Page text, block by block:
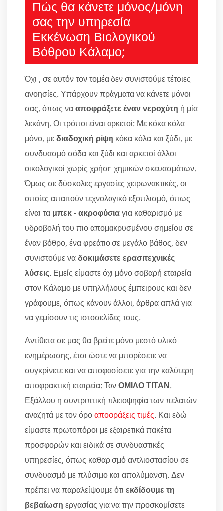
Πώς θα κάνετε μόνος/μόνη
σας την υπηρεσία
Εκκένωση Βιολογικού
Βόθρου Κάλαμο;
Όχι , σε αυτόν τον τομέα δεν συνιστούμε τέτοιες
ανοησίες. Υπάρχουν πράγματα να κάνετε μόνοι
σας, όπως νααποφράξετε έναν νεροχύτη ή μία
λεκάνη. Οι τρόποι είναι αρκετοί: Με κόκα κόλα
μόνο, μεδιαδοχική ρίψη κόκα κόλα και ξύδι, με
συνδυασμό σόδα και ξύδι και αρκετοί άλλοι
οικολογικοί χωρίς χρήση χημικών σκευασμάτων.
Όμως σε δύσκολες εργασίες χειρωνακτικές, οι
οποίες απαιτούν τεχνολογικό εξοπλισμό, όπως
είναι τα μπεκ - ακροφύσιαγια καθαρισμό με
υδροβολή του πιο απομακρυσμένου σημείου σε
έναν βόθρο, ένα φρεάτιο σε μεγάλο βάθος, δεν
συνιστούμε ναδοκιμάσετε ερασιτεχνικές
λύσεις. Εμείς είμαστε όχι μόνο σοβαρή εταιρεία
στον Κάλαμο με υπηλλήλους έμπειρους και δεν
γράφουμε, όπως κάνουν άλλοι, άρθρα απλά για
να γεμίσουν τις ιστοσελίδες τους.
Αντίθετα σε μας θα βρείτε μόνο μεστό υλικό
ενημέρωσης, έτσι ώστε να μπορέσετε να
συγκρίνετε και να αποφασίσετε για την καλύτερη
αποφρακτική εταιρεία: ΤονΟΜΙΛΟ ΤΙΤΑΝ.
Εξάλλου η συντριπτική πλειοψηφία των πελατών
αναζητά με τον όροαποφράξεις τιμές. Και εδώ
είμαστε πρωτοπόροι με εξαιρετικά πακέτα
προσφορών και ειδικά σε συνδυαστικές
υπηρεσίες, όπως καθαρισμό αντλιοστασίου σε
συνδυασμό με πλύσιμο και απολύμανση. Δεν
πρέπει να παραλείψουμε ότι εκδίδουμε τη
βεβαίωση εργασίας για να την προσκομίσετε